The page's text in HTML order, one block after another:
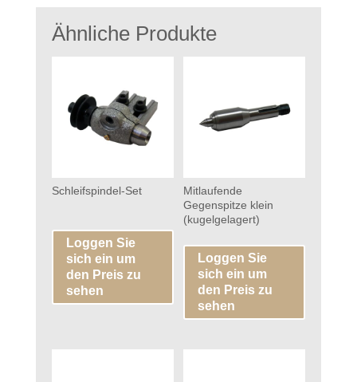
Ähnliche Produkte
Schleifspindel-Set
Loggen Sie
sich ein um
den Preis zu
sehen
Mitlaufende
Gegenspitze klein
(kugelgelagert)
Loggen Sie
sich ein um
den Preis zu
sehen